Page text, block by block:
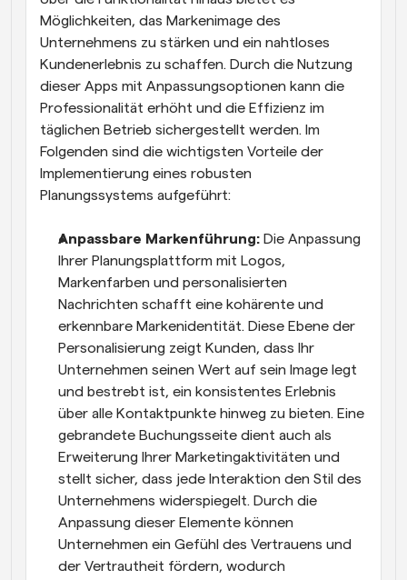
Möglichkeiten, das Markenimage des
Unternehmens zu stärken und ein nahtloses
Kundenerlebnis zu schaffen. Durch die Nutzung
dieser Apps mit Anpassungsoptionen kann die
Professionalität erhöht und die Effizienz im
täglichen Betrieb sichergestellt werden. Im
Folgenden sind die wichtigsten Vorteile der
Implementierung eines robusten
Planungssystems aufgeführt:
Anpassbare Markenführung: Die Anpassung
Ihrer Planungsplattform mit Logos,
Markenfarben und personalisierten
Nachrichten schafft eine kohärente und
erkennbare Markenidentität. Diese Ebene der
Personalisierung zeigt Kunden, dass Ihr
Unternehmen seinen Wert auf sein Image legt
und bestrebt ist, ein konsistentes Erlebnis
über alle Kontaktpunkte hinweg zu bieten. Eine
gebrandete Buchungsseite dient auch als
Erweiterung Ihrer Marketingaktivitäten und
stellt sicher, dass jede Interaktion den Stil des
Unternehmens widerspiegelt. Durch die
Anpassung dieser Elemente können
Unternehmen ein Gefühl des Vertrauens und
der Vertrautheit fördern, wodurch